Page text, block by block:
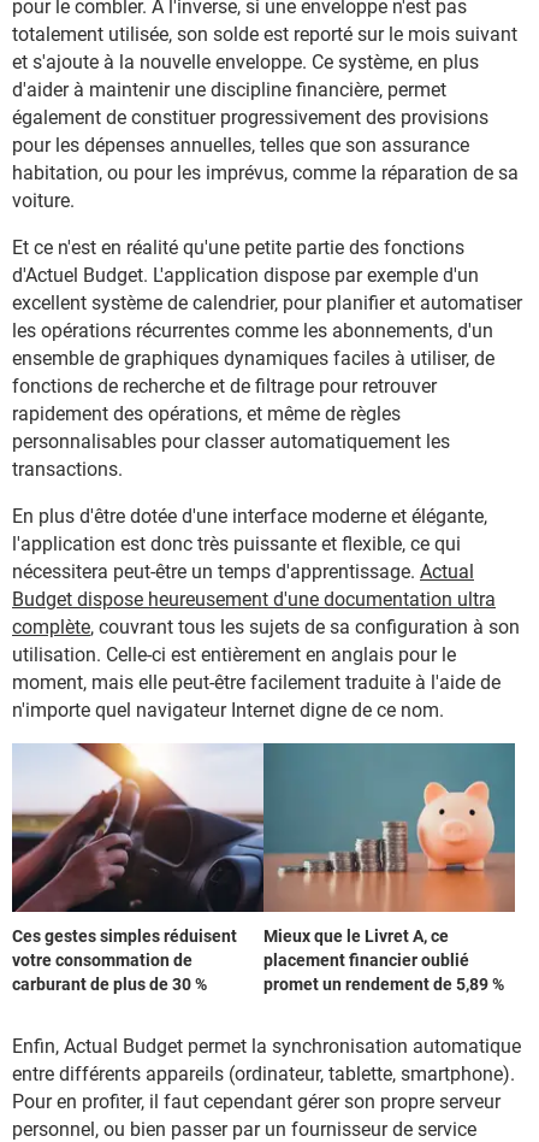
pour le combler. À l'inverse, si une enveloppe n'est pas
totalement utilisée, son solde est reporté sur le mois suivant
et s'ajoute à la nouvelle enveloppe. Ce système, en plus
d'aider à maintenir une discipline financière, permet
également de constituer progressivement des provisions
pour les dépenses annuelles, telles que son assurance
habitation, ou pour les imprévus, comme la réparation de sa
voiture.
Et ce n'est en réalité qu'une petite partie des fonctions
d'Actuel Budget. L'application dispose par exemple d'un
excellent système de calendrier, pour planifier et automatiser
les opérations récurrentes comme les abonnements, d'un
ensemble de graphiques dynamiques faciles à utiliser, de
fonctions de recherche et de filtrage pour retrouver
rapidement des opérations, et même de règles
personnalisables pour classer automatiquement les
transactions.
En plus d'être dotée d'une interface moderne et élégante,
l'application est donc très puissante et flexible, ce qui
nécessitera peut-être un temps d'apprentissage. Actual
Budget dispose heureusement d'une documentation ultra
complète, couvrant tous les sujets de sa configuration à son
utilisation. Celle-ci est entièrement en anglais pour le
moment, mais elle peut-être facilement traduite à l'aide de
n'importe quel navigateur Internet digne de ce nom.
Ces gestes simples réduisent
votre consommation de
carburant de plus de 30 %
Mieux que le Livret A, ce
placement financier oublié
promet un rendement de 5,89 %
Enfin, Actual Budget permet la synchronisation automatique
entre différents appareils (ordinateur, tablette, smartphone).
Pour en profiter, il faut cependant gérer son propre serveur
personnel, ou bien passer par un fournisseur de service